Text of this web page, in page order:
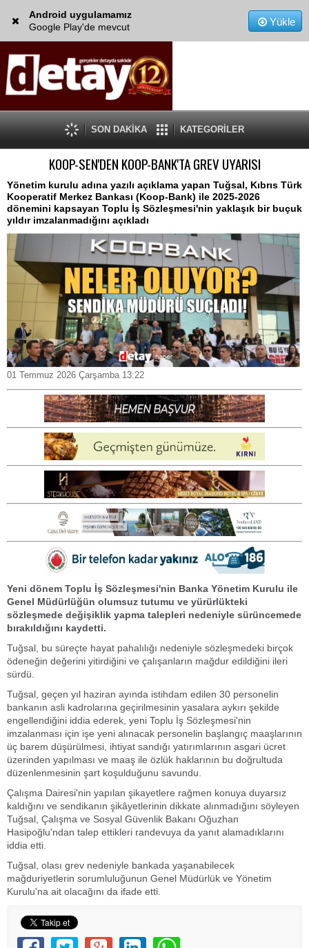
Android uygulamamız
Google Play'de mevcut
Yükle
SON DAKİKA KATEGORİLER
KOOP-SEN'DEN KOOP-BANK'TA GREV UYARISI
Yönetim kurulu adına yazılı açıklama yapan Tuğsal, Kıbrıs Türk
Kooperatif Merkez Bankası (Koop-Bank) ile 2025-2026
dönemini kapsayan Toplu İş Sözleşmesi'nin yaklaşık bir buçuk
yıldır imzalanmadığını açıkladı
01 Temmuz 2026 Çarşamba 13:22
Yeni dönem Toplu İş Sözleşmesi'nin Banka Yönetim Kurulu ile
Genel Müdürlüğün olumsuz tutumu ve yürürlükteki
sözleşmede değişiklik yapma talepleri nedeniyle sürüncemede
bırakıldığını kaydetti.
Tuğsal, bu süreçte hayat pahalılığı nedeniyle sözleşmedeki birçok
ödeneğin değerini yitirdiğini ve çalışanların mağdur edildiğini ileri
sürdü.
Tuğsal, geçen yıl haziran ayında istihdam edilen 30 personelin
bankanın asli kadrolarına geçirilmesinin yasalara aykırı şekilde
engellendiğini iddia ederek, yeni Toplu İş Sözleşmesi'nin
imzalanması için işe yeni alınacak personelin başlangıç maaşlarının
üç barem düşürülmesi, ihtiyat sandığı yatırımlarının asgari ücret
üzerinden yapılması ve maaş ile özlük haklarının bu doğrultuda
düzenlenmesinin şart koşulduğunu savundu.
Çalışma Dairesi'nin yapılan şikayetlere rağmen konuya duyarsız
kaldığını ve sendikanın şikâyetlerinin dikkate alınmadığını söyleyen
Tuğsal, Çalışma ve Sosyal Güvenlik Bakanı Oğuzhan
Hasipoğlu'ndan talep ettikleri randevuya da yanıt alamadıklarını
iddia etti.
Tuğsal, olası grev nedeniyle bankada yaşanabilecek
mağduriyetlerin sorumluluğunun Genel Müdürlük ve Yönetim
Kurulu'na ait olacağını da ifade etti.